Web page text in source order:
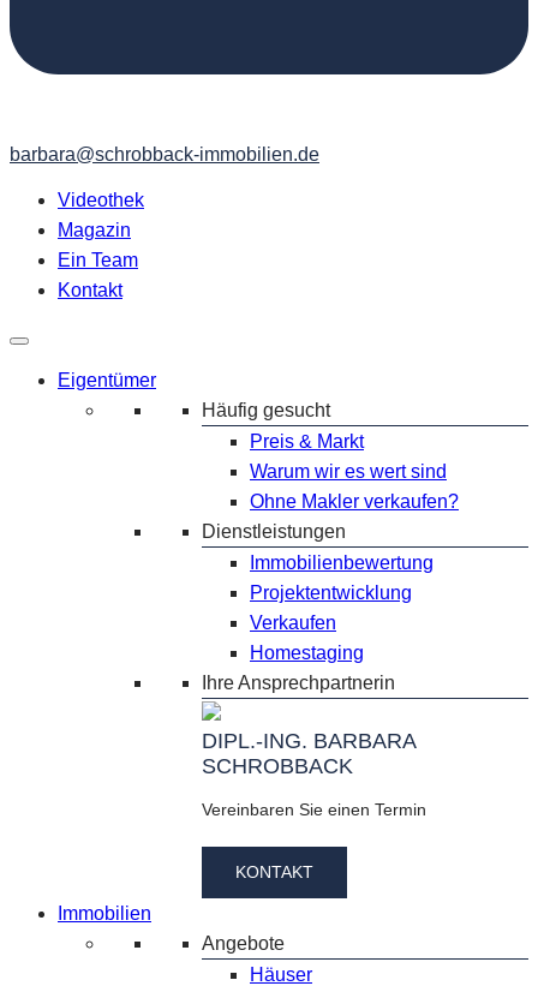
barbara@schrobback-immobilien.de
Videothek
Magazin
Ein Team
Kontakt
Eigentümer
Häufig gesucht
Preis & Markt
Warum wir es wert sind
Ohne Makler verkaufen?
Dienstleistungen
Immobilienbewertung
Projektentwicklung
Verkaufen
Homestaging
Ihre Ansprechpartnerin
DIPL.-ING. BARBARA
SCHROBBACK
Vereinbaren Sie einen Termin
KONTAKT
Immobilien
Angebote
Häuser